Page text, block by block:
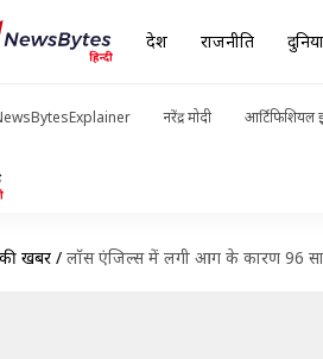
देश राजनीति दुनिया
नरेंद्र मोदी आर्टिफिशियल
खबरें / लॉस एंजिल्स में लगी आग के कारण 96